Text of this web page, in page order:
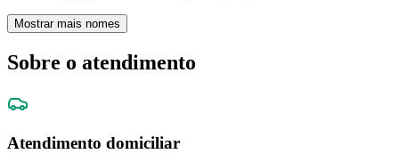
Mostrar mais nomes
Sobre o atendimento
Atendimento domiciliar